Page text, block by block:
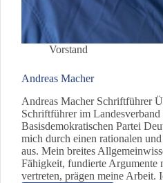
Vorstand
Andreas Macher
Andreas Macher Schriftführer
Schriftführer im
Basisdemokratischen Partei
mich durch einen rationalen
aus. Mein breites
Fähigkeit, fundierte Argumente
vertreten, prägen meine